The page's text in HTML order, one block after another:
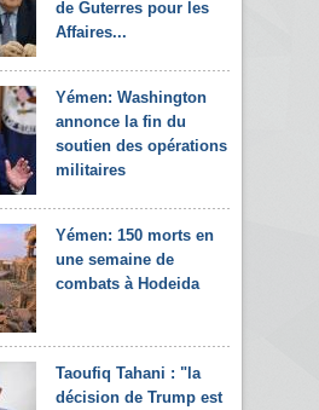
de Guterres pour les
Affaires...
Yémen: Washington
annonce la fin du
soutien des opérations
militaires
Yémen: 150 morts en
une semaine de
combats à Hodeida
Taoufiq Tahani : "la
décision de Trump est